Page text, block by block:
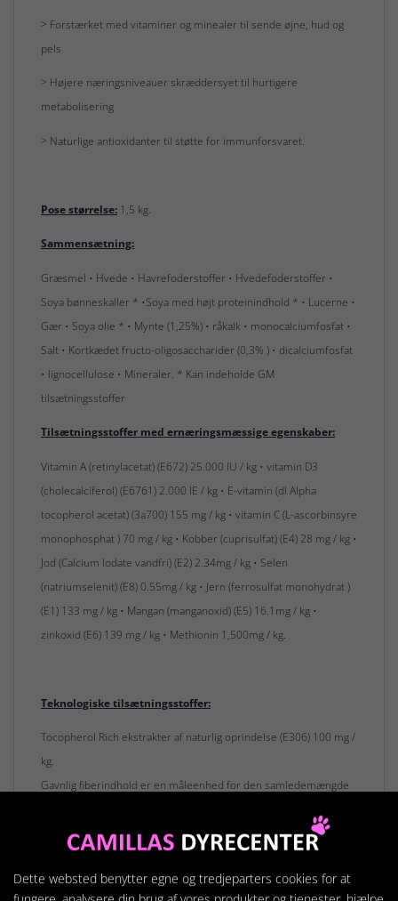
> Forstærket med vitaminer og minealer til sende øjne, hud og
pels
> Højere næringsniveauer skræddersyet til hurtigere
metabolisering
> Naturlige antioxidanter til støtte for immunforsvaret.
Pose størrelse: 1,5 kg.
Sammensætning:
Græsmel • Hvede • Havrefoderstoffer • Hvedefoderstoffer •
Soya bønneskaller * •Soya med højt proteinindhold * • Lucerne •
Gær • Soya olie * • Mynte (1,25%) • råkalk • monocalciumfosfat •
Salt • Kortkædet fructo-oligosaccharider (0,3% ) • dicalciumfosfat
• lignocellulose • Mineraler. * Kan indeholde GM
tilsætningsstoffer
Tilsætningsstoffer med ernæringsmæssige egenskaber:
Vitamin A (retinylacetat) (E672) 25.000 IU / kg • vitamin D3
(cholecalciferol) (E6761) 2.000 IE / kg • E-vitamin (dl Alpha
tocopherol acetat) (3a700) 155 mg / kg • vitamin C (L-ascorbinsyre
monophosphat ) 70 mg / kg • Kobber (cuprisulfat) (E4) 28 mg / kg •
Jod (Calcium Iodate vandfri) (E2) 2.34mg / kg • Selen
(natriumselenit) (E8) 0.55mg / kg • Jern (ferrosulfat monohydrat )
(E1) 133 mg / kg • Mangan (manganoxid) (E5) 16.1mg / kg •
zinkoxid (E6) 139 mg / kg • Methionin 1,500mg / kg.
Teknologiske tilsætningsstoffer:
Tocopherol Rich ekstrakter af naturlig oprindelse (E306) 100 mg /
kg.
Gavnlig fiberindhold er en måleenhed for den samledemængde
indeholde rester af nødder.
Dette websted benytter egne og tredjeparters cookies for at